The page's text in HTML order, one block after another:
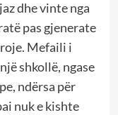
dhe vinte nga
pas gjenerate
Mefaili i
shkollë, ngase
ndërsa për
nuk e kishte